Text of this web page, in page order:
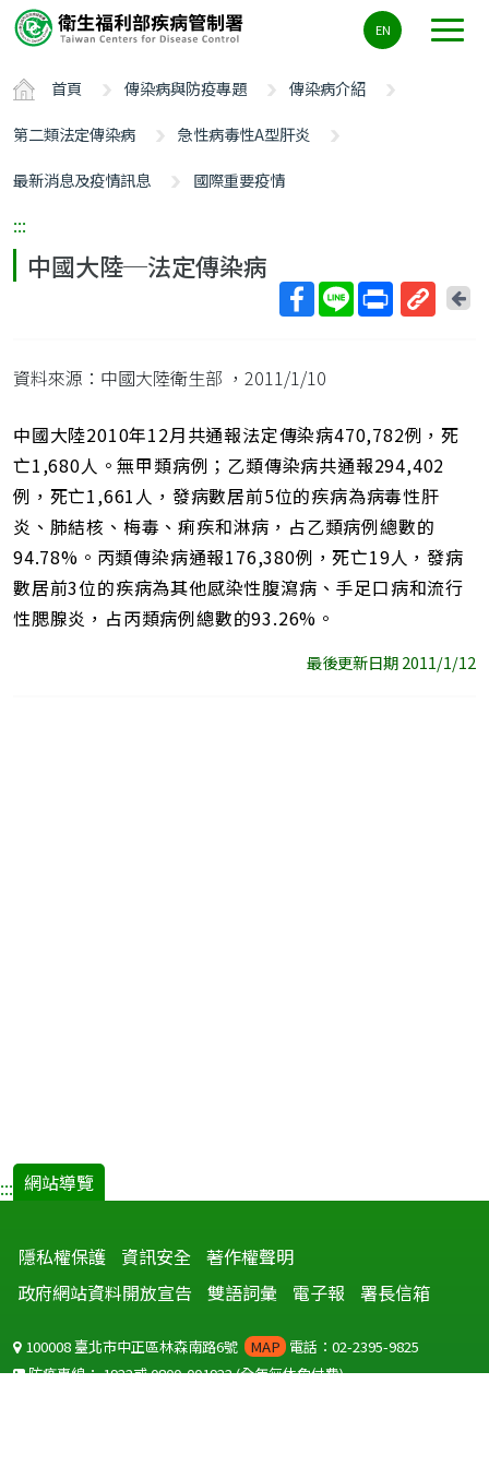
要
容
ALT+C
EN
首頁 傳染病與防疫專題
傳染病介紹
第二類法定傳染病
急性病毒性A型肝炎
最新消息及疫情訊息
國際重要疫情
:::
中國大陸─法定傳染病
址
回
資料來源：中國大陸衛生部 ，2011/1/10
中國大陸2010年12月共通報法定傳染病470,782例，死
亡1,680人。無甲類病例；乙類傳染病共通報294,402
例，死亡1,661人，發病數居前5位的疾病為病毒性肝
炎、肺結核、梅毒、痢疾和淋病，占乙類病例總數的
94.78%。丙類傳染病通報176,380例，死亡19人，發病
數居前3位的疾病為其他感染性腹瀉病、手足口病和流行
性腮腺炎，占丙類病例總數的93.26%。
最後更新日期 2011/1/12
::: 網站導覽
隱私權保護 資訊安全 著作權聲明
政府網站資料開放宣告
雙語詞彙 電子報 署長信箱
100008 臺北市中正區林森南路6號 MAP 電話：02-2395-9825
防疫專線：1922或0800-001922(全年無休免付費)